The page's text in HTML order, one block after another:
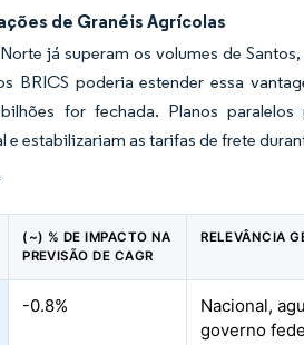
de Granéis Agrícolas
já superam os volumes de
BRICS poderia estender essa
for fechada. Planos
estabilizariam as tarifas de frete
(~) % DE IMPACTO NA
PREVISÃO DE CAGR
RELEVÂNCIA
-0.8%
Nacional,
governo